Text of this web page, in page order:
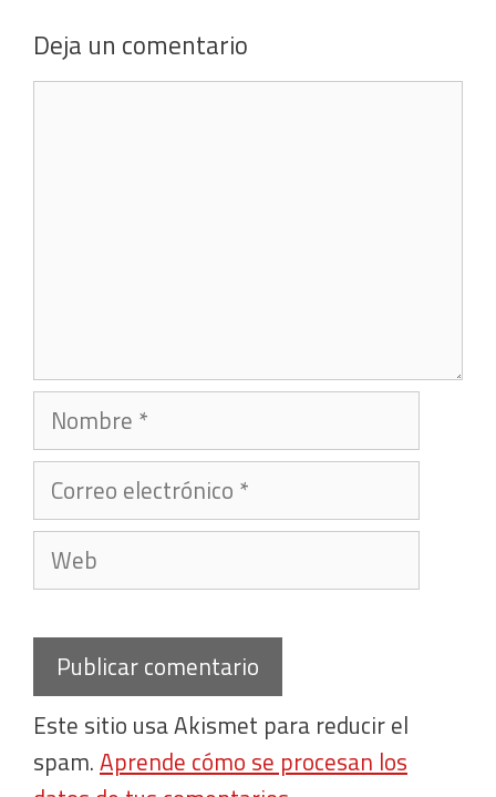
Deja un comentario
Nombre
Correo
electrónico
Web
Este sitio usa Akismet para reducir el
spam.Aprende cómo se procesan los